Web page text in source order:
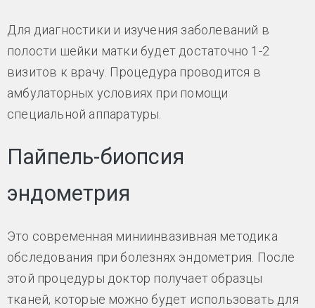
Для диагностики и изучения заболеваний в
полости шейки матки будет достаточно 1-2
визитов к врачу. Процедура проводится в
амбулаторных условиях при помощи
специальной аппаратуры.
Пайпель-биопсия
эндометрия
Это современная миниинвазивная методика
обследования при болезнях эндометрия. После
этой процедуры доктор получает образцы
тканей, которые можно будет использовать для